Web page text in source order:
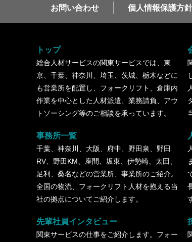
お問い合わせ 個人情報保護方針
トップ
総合人材サービスの関東サービスでは、東
京、千葉、神奈川、埼玉、茨城、栃木などに
も営業所を配置し、フォークリフト、倉庫内
作業を中心とした人材派遣、業務請負、アウ
トソーシング等のご相談を承っています。
事務所一覧
千葉、神奈川、大阪、府中、野田泉、野田
RV、野田KM、座間、坂東、伊勢崎、太田、
足利、桑名などの営業所、事業所のご紹介。
全国の物流、フォークリフト人材を抱える当
社の拠点についてご紹介します。
先輩社員インタビュー
関東サービスの仕事をご紹介します。フォー